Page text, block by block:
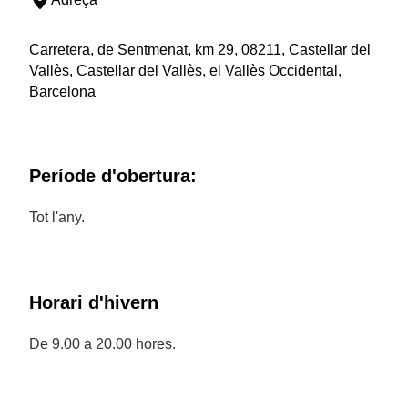
Carretera, de Sentmenat, km 29, 08211, Castellar del
Vallès, Castellar del Vallès, el Vallès Occidental,
Barcelona
Període d'obertura:
Tot l'any.
Horari d'hivern
De 9.00 a 20.00 hores.